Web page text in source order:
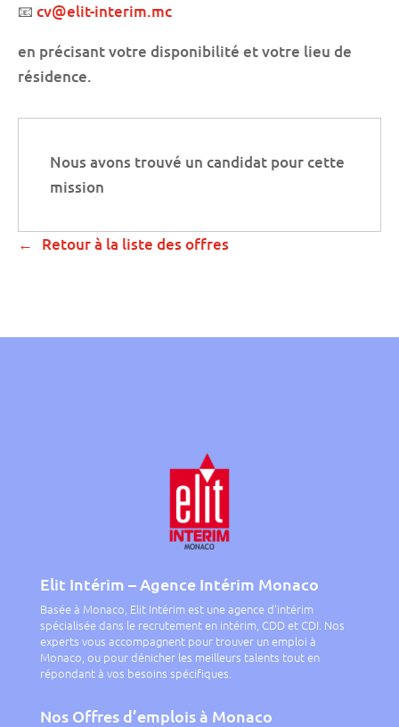
📧 cv@elit-interim.mc
en précisant votre disponibilité et votre lieu de
résidence.
Nous avons trouvé un candidat pour cette
mission
Retour à la liste des offres
Elit Intérim – Agence Intérim Monaco
Basée à Monaco, Elit Intérim est une agence d’intérim
spécialisée dans le recrutement en intérim, CDD et CDI. Nos
experts vous accompagnent pour trouver un emploi à
Monaco, ou pour dénicher les meilleurs talents tout en
répondant à vos besoins spécifiques.
Nos Offres d’emplois à Monaco